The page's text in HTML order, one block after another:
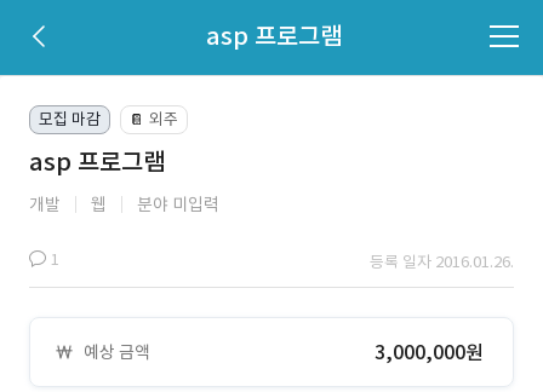
asp 프로그램
모집 마감 📔 외주
asp 프로그램
개발 웹 분야 미입력
1 등록 일자 2016.01.26.
예상 금액 3,000,000원